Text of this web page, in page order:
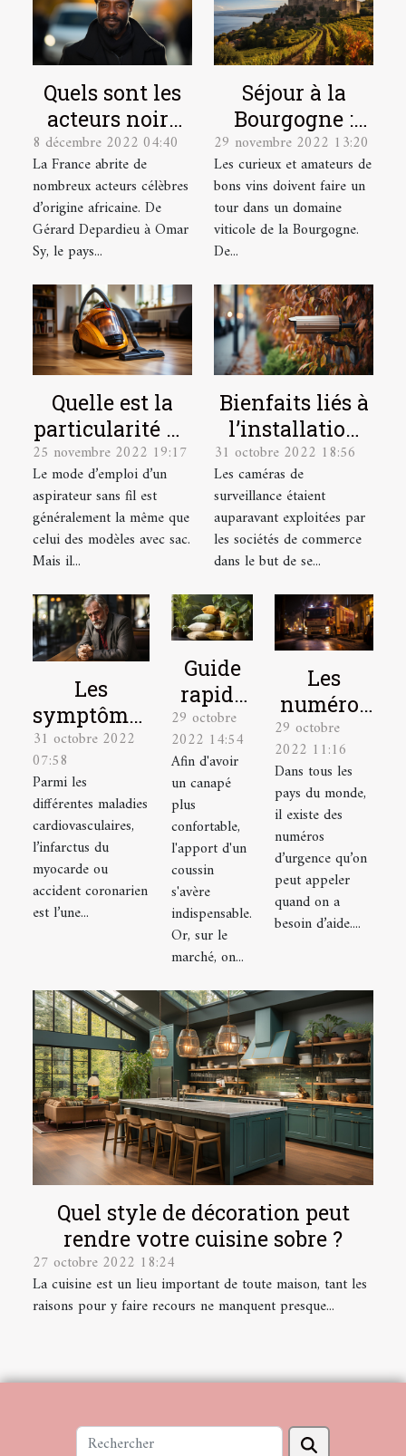
Quels sont les
acteurs noirs
français les
plus célèbres ?
8 décembre 2022 04:40
La France abrite de
nombreux acteurs célèbres
d’origine africaine. De
Gérard Depardieu à Omar
Sy, le pays...
Séjour à la
Bourgogne :
quel domaine
viticole visiter
?
29 novembre 2022 13:20
Les curieux et amateurs de
bons vins doivent faire un
tour dans un domaine
viticole de la Bourgogne.
De...
Quelle est la
particularité du
mode d’emploi
d’un aspirateur
sans sacs ?
25 novembre 2022 19:17
Le mode d’emploi d’un
aspirateur sans fil est
généralement la même que
celui des modèles avec sac.
Mais il...
Bienfaits liés à
l’installation
d’une caméra
de surveillance
chez soi
31 octobre 2022 18:56
Les caméras de
surveillance étaient
auparavant exploitées par
les sociétés de commerce
dans le but de se...
Les
symptômes
d’un
infarctus
du
myocarde
et la
réaction
d'urgence à
avoir
31 octobre 2022
07:58
Parmi les
différentes maladies
cardiovasculaires,
l’infarctus du
myocarde ou
accident coronarien
est l’une...
Guide
rapide
pour
choisir
un
coussin
tropical
29 octobre
2022 14:54
Afin d'avoir
un canapé
plus
confortable,
l'apport d'un
coussin
s'avère
indispensable.
Or, sur le
marché, on...
Les
numéros
à appeler
en
situation
d’urgence
à Lyon
29 octobre
2022 11:16
Dans tous les
pays du monde,
il existe des
numéros
d’urgence qu’on
peut appeler
quand on a
besoin d’aide....
Quel style de décoration peut
rendre votre cuisine sobre ?
27 octobre 2022 18:24
La cuisine est un lieu important de toute maison, tant les
raisons pour y faire recours ne manquent presque...